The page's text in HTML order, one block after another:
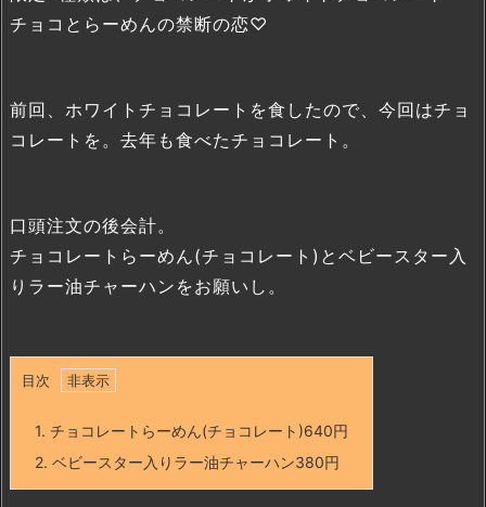
チョコとらーめんの禁断の恋♡
前回、ホワイトチョコレートを食したので、今回はチョ
コレートを。去年も食べたチョコレート。
口頭注文の後会計。
チョコレートらーめん(チョコレート)とベビースター入
りラー油チャーハンをお願いし。
目次
1. チョコレートらーめん(チョコレート)640円
2. ベビースター入りラー油チャーハン380円